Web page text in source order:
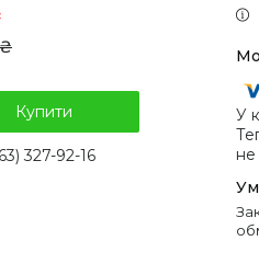
Купити
327-92-16
У
Законом не передбачено повернення та